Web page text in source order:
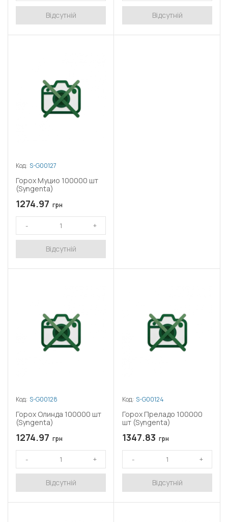
Відсутній Відсутній
Код: S-G00127
Горох Муцио 100000 шт
(Syngenta)
1274.97 грн
Відсутній
Код: S-G00128
Горох Олинда 100000 шт
(Syngenta)
1274.97 грн
Відсутній
Код: S-G00124
Горох Преладо 100000
шт (Syngenta)
1347.83 грн
Відсутній